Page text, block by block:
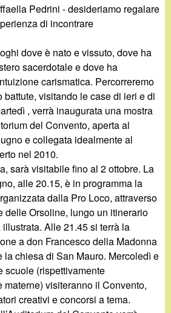
Pedrini - desideriamo regalare
di incontrare
dove è nato e vissuto, dove ha
sacerdotale e dove ha
carismatica. Percorreremo
battute, visitando le case di ieri e di
, verrà inaugurata una mostra
del Convento, aperta al
e collegata idealmente al
nel 2010.
sarà visitabile fino al 2 ottobre. La
alle 20.15, è in programma la
dalla Pro Loco, attraverso
delle Orsoline, lungo un itinerario
Alle 21.45 si terrà la
a don Francesco della Madonna
la chiesa di San Mauro. Mercoledì e
scuole (rispettivamente
materne) visiteranno il Convento,
creativi e concorsi a tema.